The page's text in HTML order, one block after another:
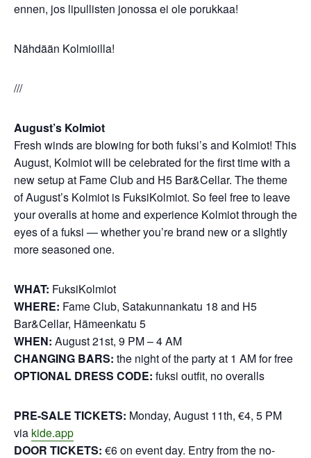
ennen, jos lipullisten jonossa ei ole porukkaa!
Nähdään Kolmioilla!
///
August’s Kolmiot
Fresh winds are blowing for both fuksi’s and Kolmiot! This
August, Kolmiot will be celebrated for the first time with a
new setup at Fame Club and H5 Bar&Cellar. The theme
of August’s Kolmiot is FuksiKolmiot. So feel free to leave
your overalls at home and experience Kolmiot through the
eyes of a fuksi — whether you’re brand new or a slightly
more seasoned one.
WHAT: FuksiKolmiot
WHERE: Fame Club, Satakunnankatu 18 and H5
Bar&Cellar, Hämeenkatu 5
WHEN: August 21st, 9 PM – 4 AM
CHANGING BARS: the night of the party at 1 AM for free
OPTIONAL DRESS CODE: fuksi outfit, no overalls
PRE-SALE TICKETS: Monday, August 11th, €4, 5 PM
via kide.app
DOOR TICKETS: €6 on event day. Entry from the no-